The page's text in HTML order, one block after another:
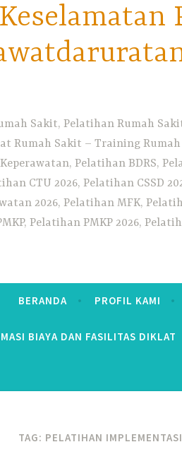
Keselamatan
Sakit, Pelatihan Rumah
Rumah Sakit – Training
Pelatihan BDRS,
CTU 2026, Pelatihan CSSD
2026, Pelatihan MFK,
Pelatihan PMKP 2026,
BERANDA PROFIL KAMI
BIAYA DAN FASILITAS DIKLAT
TAG: PELATIHAN